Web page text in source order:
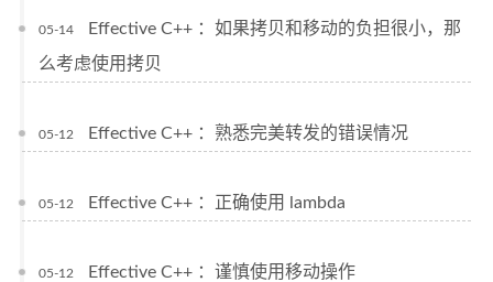
05-14
Effective C++ ：如果拷贝和移动的负担很小，那
么考虑使用拷贝
05-12 Effective C++ ：熟悉完美转发的错误情况
05-12 Effective C++ ：正确使用 lambda
05-12 Effective C++ ：谨慎使用移动操作